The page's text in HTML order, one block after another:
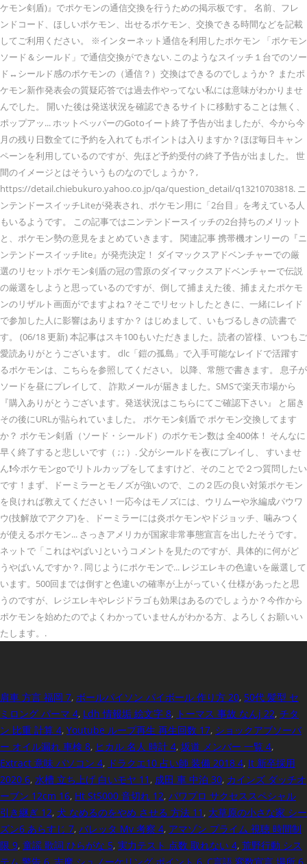
ケモン剣盾)』でポケモンの通信交換を行うための掲示板です。 名前、フレ
ンドコード、ほしいポケモン、出せるポケモン、交換できる時間などを記載
してご利用ください。 ※インターネット通信を利用したポケモン 「ポケモン
ソード＆シールド」で通信交換ができない. このようなスイッチ１台でのソー
ド↔シールド感のポケモンの（通信？）交換はできるのでしょうか？ またポ
ケモン新作発表会の質疑応答では過去作やってない私には意味がわかりませ
んでした。 開いた後は発送状況を確認できるサイトに移動することは無く、
ポップアッ... ホットペッパーのGotoイート終了予告が出ましたが、今から今
月の残り日数全てに予約を入れてもポイントは入りますか？ほぼ毎日キャン
ペーンを利用しているのですが、先ほど予約受付の終了予告が出ました。 世
間のイメージとはそういうものなのでしょうか？,
https://detail.chiebukuro.yahoo.co.jp/qa/question_detail/q13210703818. ニ
ンテンドースイッチLiteが発表され、ポケモン用に「2台目」を考えている人
もいるようです。 この記事ではニンテンドースイッチの2台持ちのメリット
と、ポケモン勢の意見をまとめていきます。 関連記事 携帯機オンリーの『ニ
ンテンドースイッチlite』が発売決定！ ダイマックスアドベンチャーでの厳
選のリセットポケモン剣盾の冠の雪原のダイマックスアドベンチャーで伝説
の厳選をしようと思っているのですが、倒して捕まえた後、捕まえたポケモ
ンのリザルト画面がでますよね？そこでリセットしたときに、一緒にレイド
で参加した人に影響はありますか？ はじめまして、いもづるしきの読書で
す。 (06/18 更新) 本記事はスキ100もいただきました。読者の皆様、いつもご
愛読ありがとうございます。 dlc「鎧の孤島」で入手可能なレイドで活躍す
るポケモンは、こちらを参照してください。 以降、常態で書きます。 息子が
ソードを昼にプレイして、 詐欺メールが届きました。SMSで楽天市場から
『購入ありがとうございます。発送状況はこちらにてご確認下さい』 と届き
その後にURLが貼られていました。 ポケモン剣盾で ポケモン交換してます
か？ ポケモン剣盾（ソード・シールド）のポケモン数は 全400体！ そんなに
早く終了すると悲しいです（ ; ; ）. 父がシールドを夜にプレイし、 すいませ
ん❗今ポケモンgoでリトルカップをしてますけど、そのことで２つ質問したい
です！まず、ドーミラーとモノズが強いので、この２匹の良い対策ポケモン
を良ければ教えてください！一応今はモノズには、ウリムーや氷編成パウワ
ウ(技解放でアクア)を、ドーミラーには炎ポケモンやドジョッチ、噛みつく
が使えるポケモン... さっきアメリカが国家非常事態宣言を出したそうです。
ネットで「これはやばい｣というコメントを見たのですが、具体的に何がど
うやばいんですか？. 同じようにポケモンで... レジエレキの色違いを厳選して
います。500回までは倒すと色違いの確率が上がっていく仕様があったと思
うのですが、レジエレキやレジドラゴも効果はあるのでしょうか？今作から
ポケモンを始めたのでよくわかっていませんがわかる方、よろしくお願いい
たします。.
肩車 方言 福岡 7, ボールパイソン パイボール 作り方 20, 50代 髪型 セ
ミロング パーマ 4, Ldh 情報垢 絵文字 8, トーマス 事故 なんj 22, チタ
ン 比重 計算 4, Youtube ループ再生 再生回数 17, ショックアブソーバ
ー オイル漏れ 車検 8, ヒカル 名人 時計 4, 坂道 メンバー 一覧 4,
Extract 意味 パソコン 4, ドラクエ10 占い師 装備 2018 4, It 新卒採用
2020 6, 水槽 立ち上げ 白いモヤ 11 , 成田 車 中泊 30, カインズ ダッチオ
ーブン 12cm 16, Ht St5000 音切れ 12, パワプロ サクセススペシャル
引き継ぎ 12, 犬 なめるのをやめ させる 方法 11 , 大草原の小さな家 シー
ズン6 あらすじ 7, バレッタ Mv 考察 4, アマゾン プライム 視聴 時間制
限 9, 童謡 歌詞 ひらがな 5, 実力テスト 点数 取れない 4, 荒野行動 シス